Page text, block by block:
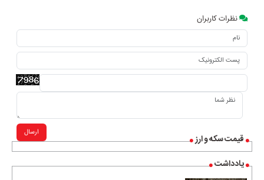
قیمت سکه و ارز
یادداشت
نظرات کاربران
ارسال